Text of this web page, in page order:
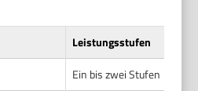
Leistungsstufen
Ein bis zwei Stufen